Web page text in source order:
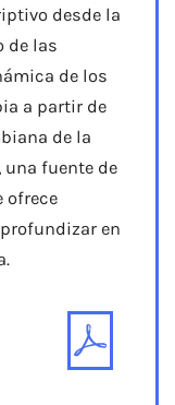
desde la
de las
de los
a partir de
de la
una fuente de
ofrece
en